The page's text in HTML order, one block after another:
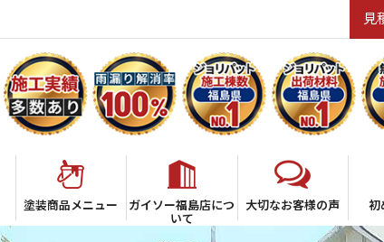
見
塗装商品メニュー ガイソー福島店につ
いて
大切なお客様の声 初